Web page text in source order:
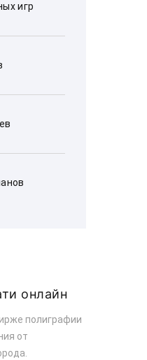
игр
онлайн
полиграфии
от